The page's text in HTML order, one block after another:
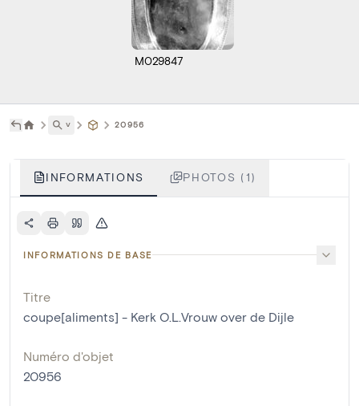
M029847
˅ 20956
INFORMATIONS PHOTOS (1)
INFORMATIONS DE BASE
Titre
coupe[aliments] - Kerk O.L.Vrouw over de Dijle
Numéro d'objet
20956